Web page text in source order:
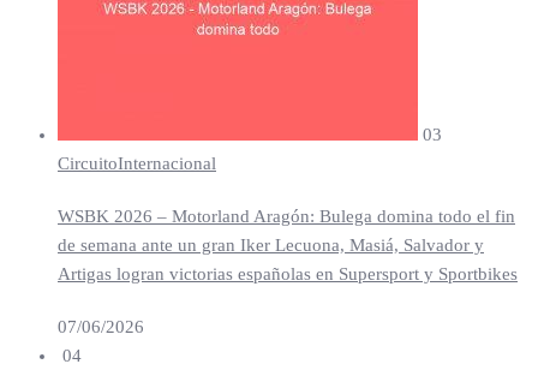
03
CircuitoInternacional
WSBK 2026 – Motorland Aragón: Bulega domina todo el fin
de semana ante un gran Iker Lecuona, Masiá, Salvador y
Artigas logran victorias españolas en Supersport y Sportbikes
07/06/2026
04